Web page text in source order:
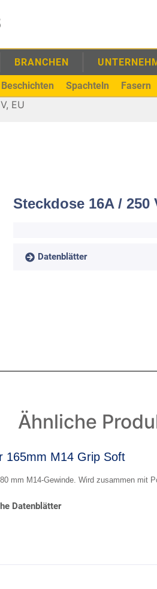
BRANCHEN
Beschichten Spachteln Fasern
EU
Steckdose 16A / 250
Datenblätter
Ähnliche
165mm M14 Grip Soft
mm M14-Gewinde. Wird zusammen mit
Datenblätter